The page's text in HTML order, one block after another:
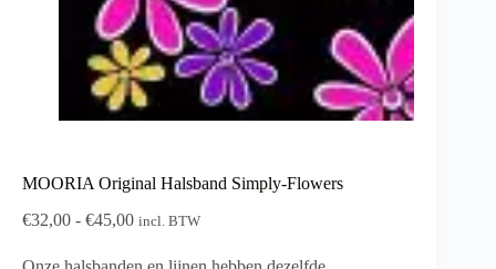
MOORIA Original Halsband Simply-Flowers
€32,00 - €45,00Prijsklasse:
incl. BTW